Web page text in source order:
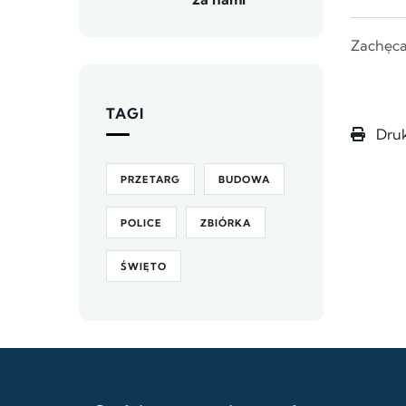
TAGI
PRZETARG BUDOWA
POLICE ZBIÓRKA
ŚWIĘTO